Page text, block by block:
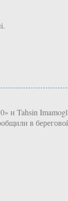
и Tahsin
в